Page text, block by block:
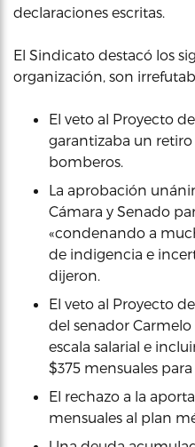
declaraciones escritas.
El Sindicato destacó los
organización, son
El veto al Proyecto
garantizaba un
bomberos.
La aprobación
Cámara y Senado
«condenando a
de indigencia e
dijeron.
El veto al Proyecto
del senador Carmelo
escala salarial e
$375 mensuales
El rechazo a la
mensuales al plan